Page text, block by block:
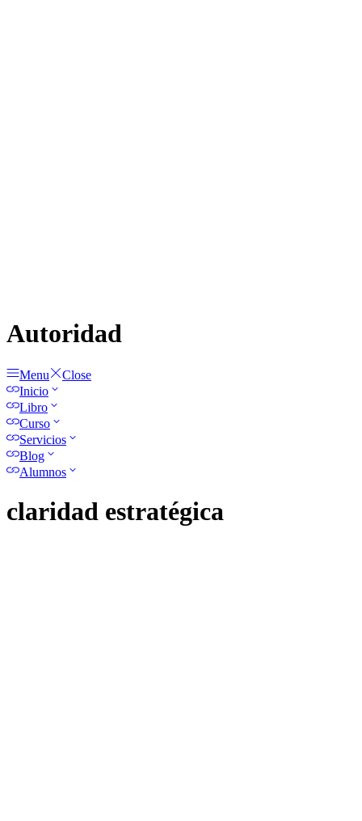
Autoridad
Menu
Close
Inicio
Libro
Curso
Servicios
Blog
Alumnos
claridad estratégica